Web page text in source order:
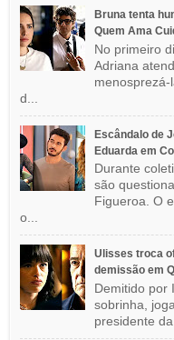
Bruna tenta
Quem Ama
No primeiro
Adriana
d...
Escândalo de
Eduarda em
Durante
são
Figueroa. O
o...
Ulisses troca
demissão em
Demitido por
sobrinha,
presidente